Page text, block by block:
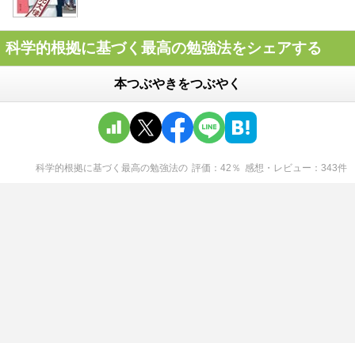
科学的根拠に基づく最高の勉強法をシェアする
本つぶやきをつぶやく
科学的根拠に基づく最高の勉強法の 評価 42 ％ 感想・レビュー 343件